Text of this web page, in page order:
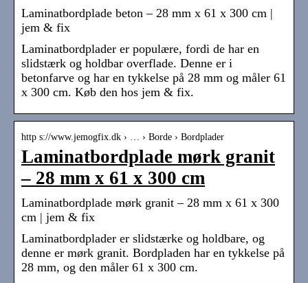
Laminatbordplade beton – 28 mm x 61 x 300 cm |
jem & fix
Laminatbordplader er populære, fordi de har en
slidstærk og holdbar overflade. Denne er i
betonfarve og har en tykkelse på 28 mm og måler 61
x 300 cm. Køb den hos jem & fix.
http s://www.jemogfix.dk › … › Borde › Bordplader
Laminatbordplade mørk granit
– 28 mm x 61 x 300 cm
Laminatbordplade mørk granit – 28 mm x 61 x 300
cm | jem & fix
Laminatbordplader er slidstærke og holdbare, og
denne er mørk granit. Bordpladen har en tykkelse på
28 mm, og den måler 61 x 300 cm.